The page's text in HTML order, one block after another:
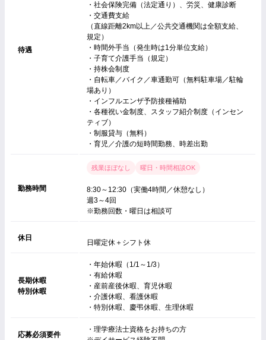
待遇
・社会保険完備（法定通り）、労災、健康診断
・交通費支給
（直線距離2km以上／公共交通機関は全額支給、
規定）
・時間外手当（発生時は1分単位支給）
・子育て介護手当（規定）
・持株会制度
・自転車／バイク／車通勤可（無料駐車場／駐輪
場あり）
・インフルエンザ予防接種補助
・各種祝い金制度、スタッフ紹介制度（インセン
ティブ）
・制服貸与（無料）
・育児／介護の短時間勤務、時差出勤
勤務時間
残業ほぼなし 曜日・時間相談OK
8:30～12:30（実働4時間／休憩なし）
週3～4回
※勤務回数・曜日は相談可
休日
日曜定休＋シフト休
長期休暇
特別休暇
・年始休暇（1/1～1/3）
・有給休暇
・産前産後休暇、育児休暇
・介護休暇、看護休暇
・特別休暇、慶弔休暇、生理休暇
応募必須要件
・理学療法士資格をお持ちの方